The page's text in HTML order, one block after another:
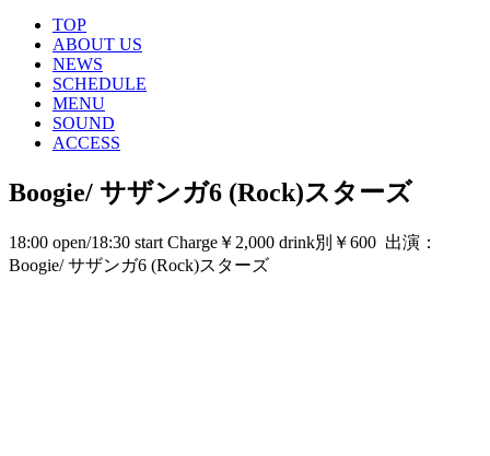
TOP
ABOUT US
NEWS
SCHEDULE
MENU
SOUND
ACCESS
Boogie/ サザンガ6 (Rock)スターズ
18:00 open/18:30 start Charge￥2,000 drink別￥600 出演：
Boogie/ サザンガ6 (Rock)スターズ